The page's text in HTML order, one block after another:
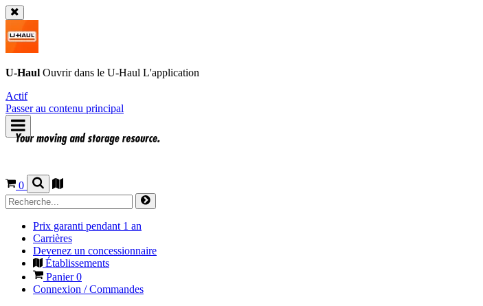
U-Haul Ouvrir dans le U-Haul L'application
Actif
Passer au contenu principal
0
Prix garanti pendant 1 an
Carrières
Devenez un concessionnaire
Établissements
Panier0
Connexion / Commandes